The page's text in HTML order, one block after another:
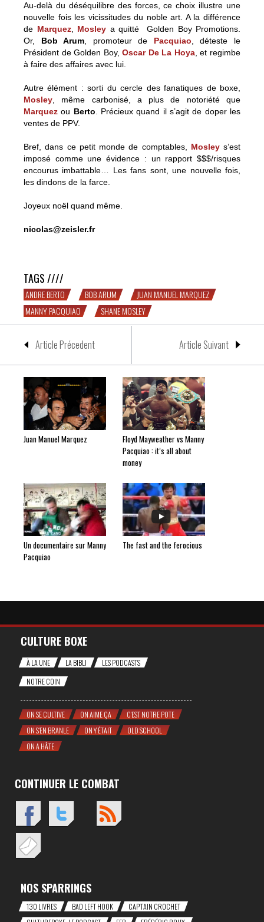
Au-delà du déséquilibre des forces, ce choix illustre une
nouvelle fois les vicissitudes du noble art. A la différence
de Marquez, Mosley a quitté Golden Boy Promotions.
Or, Bob Arum , promoteur de Pacquiao , déteste le
Président de Golden Boy,Oscar De La Hoya, et regimbe
à faire des affaires avec lui.
Autre élément : sorti du cercle des fanatiques de boxe,
Mosley , même carbonisé, a plus de notoriété que
Marquez ou Berto . Précieux quand il s’agit de doper les
ventes de PPV.
Bref, dans ce petit monde de comptables, Mosleys’est
imposé comme une évidence : un rapport $$$/risques
encourus imbattable… Les fans sont, une nouvelle fois,
les dindons de la farce.
Joyeux noël quand même.
nicolas@zeisler.fr
TAGS ////
ANDRE BERTO BOB ARUM
JUAN MANUEL MARQUEZ
MANNY PACQUIAO
SHANE MOSLEY
Article Précedent Article Suivant
Juan Manuel Marquez
Floyd Mayweather vs Manny
Pacquiao : it’s all about
money
Un documentaire sur Manny
Pacquiao
The fast and the ferocious
CULTURE BOXE
À LA UNE LA BIBLI
LES PODCASTS
NOTRE COIN
ON SE CULTIVE ON AIME ÇA
C'EST NOTRE POTE
ON S'EN BRANLE
ON Y ÉTAIT
OLD SCHOOL
ON A HÂTE
CONTINUER LE COMBAT
NOS SPARRINGS
130 LIVRES BAD LEFT HOOK
CAP'TAIN CROCHET